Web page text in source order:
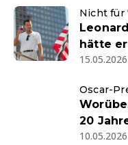
Nicht für
hätte
Oscar-
20